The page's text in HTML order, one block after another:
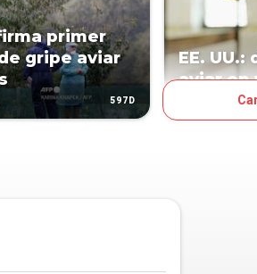
primer
gripe aviar
597D
EE.
aviar en